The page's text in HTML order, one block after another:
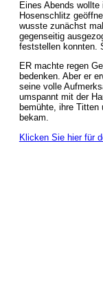
Eines Abends
Hosenschlitz
wusste zunächst
gegenseitig
feststellen konnten.
ER machte regen
bedenken. Aber er
seine volle
umspannt mit der
bemühte, ihre
bekam.
Klicken Sie hier für